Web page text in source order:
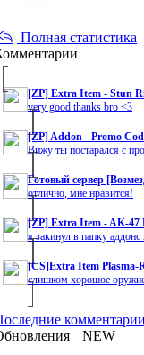
Полная статистика
[ZP] Extra Item - Stun
very good thanks bro <3
[ZP] Addon - Promo
Вижу ты постарался с
Готовый сервер
отлично, мне нравится!
[ZP] Extra Item - AK-47
я закинул в папку
[CS]Extra Item Plasma-
слишком хорошое
комментарии
NEW